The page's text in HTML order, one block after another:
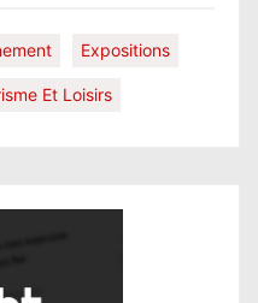
Expositions
Et Loisirs